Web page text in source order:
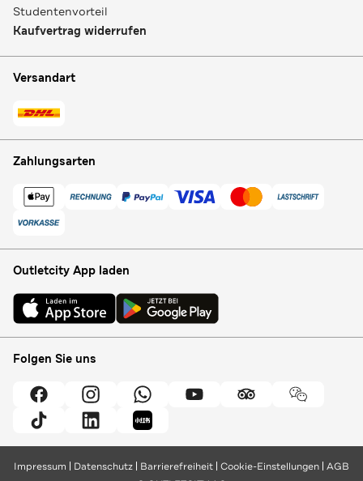
Studentenvorteil
Kaufvertrag widerrufen
Versandart
Zahlungsarten
Outletcity App laden
Folgen Sie uns
Impressum Datenschutz Barrierefreiheit Cookie-Einstellungen AGB